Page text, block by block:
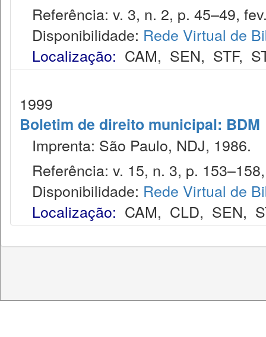
Referência: v. 3, n. 2, p. 45–49,
Disponibilidade: Rede Virtual de
Localização: CAM, SEN, STF,
1999
Boletim de direito municipal: BDM
Imprenta: São Paulo, NDJ, 1986.
Referência: v. 15, n. 3, p.
Disponibilidade: Rede Virtual de
Localização: CAM, CLD, SEN,